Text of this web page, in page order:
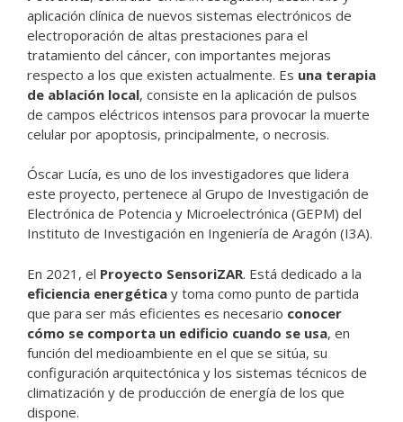
aplicación clínica de nuevos sistemas electrónicos de
electroporación de altas prestaciones para el
tratamiento del cáncer, con importantes mejoras
respecto a los que existen actualmente. Es una terapia
de ablación local, consiste en la aplicación de pulsos
de campos eléctricos intensos para provocar la muerte
celular por apoptosis, principalmente, o necrosis.
Óscar Lucía, es uno de los investigadores que lidera
este proyecto, pertenece al Grupo de Investigación de
Electrónica de Potencia y Microelectrónica (GEPM) del
Instituto de Investigación en Ingeniería de Aragón (I3A).
En 2021, el Proyecto SensoriZAR. Está dedicado a la
eficiencia energética y toma como punto de partida
que para ser más eficientes es necesario conocer
cómo se comporta un edificio cuando se usa, en
función del medioambiente en el que se sitúa, su
configuración arquitectónica y los sistemas técnicos de
climatización y de producción de energía de los que
dispone.